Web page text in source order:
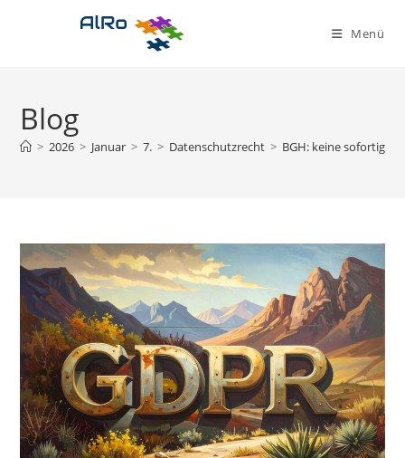
Menü
Blog
> 2026 > Januar > 7. > Datenschutzrecht > BGH: keine sofortige